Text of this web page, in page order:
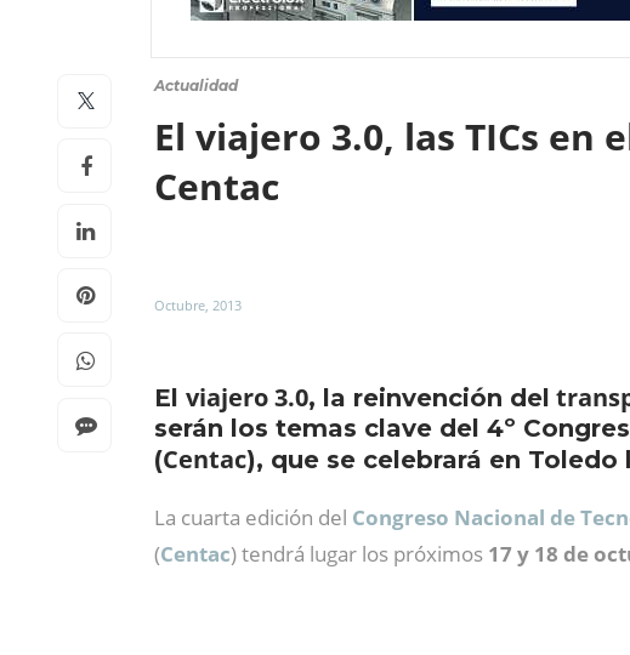
Actualidad
El viajero 3.0, las TICs en
Centac
Octubre, 2013
El viajero 3.0, la reinvención del
serán los temas clave del 4º
(Centac), que se celebrará en
La cuarta edición del Congreso Nacional de
(Centac) tendrá lugar los próximos 17 y 18 de